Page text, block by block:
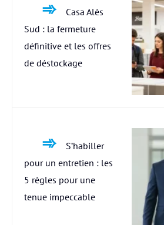
Casa Alès
Sud : la fermeture
définitive et les offres
de déstockage
S’habiller
pour un entretien : les
5 règles pour une
tenue impeccable